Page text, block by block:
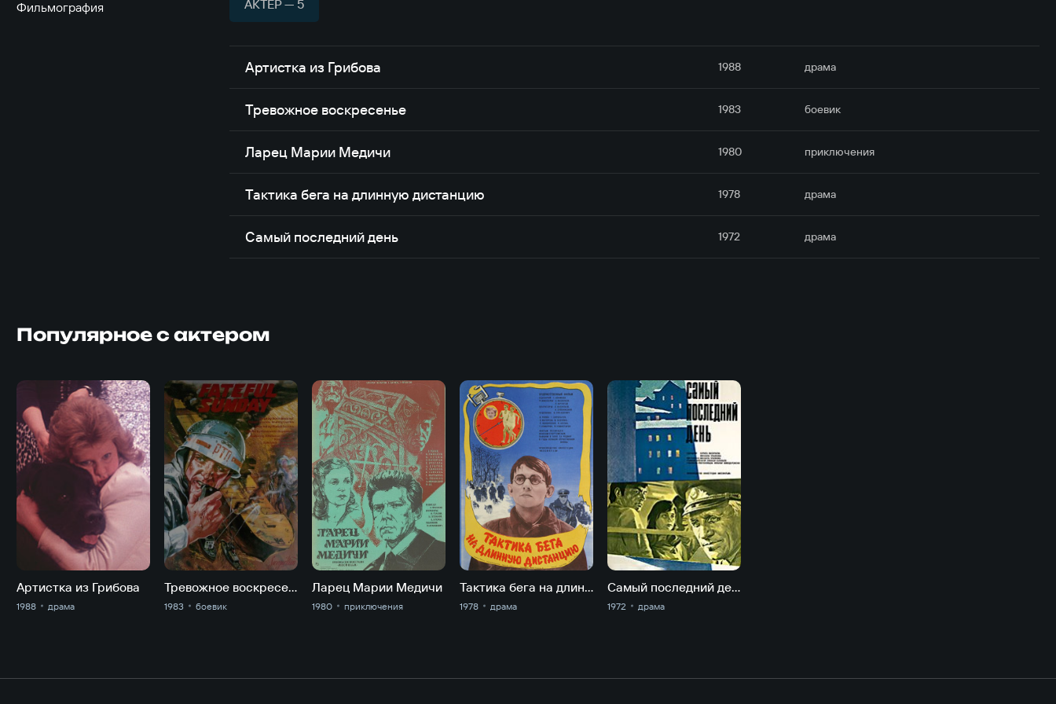
Фильмография АКТЁР — 5
Артистка из Грибова 1988 драма
Тревожное воскресенье 1983 боевик
Ларец Марии Медичи 1980 приключе­ния
Тактика бега на длинную дистанцию 1978 драма
Самый последний день 1972 драма
Популярное с актером
Артистка из Грибова
1988 драма
Тревожное воскресенье
1983 боевик
Ларец Марии Медичи
1980 приключе­ния
Тактика бега на длинную дистанцию
1978 драма
Самый последний день
1972 драма